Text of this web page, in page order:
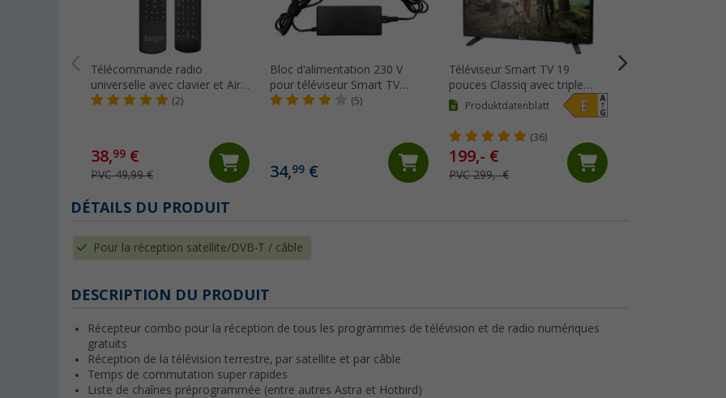
Télécommande radio
universelle avec clavier et Air
Mouse Berger (2)
38,99 €
PVC 49,99 €
Bloc d'alimentation 230 V
pour téléviseur Smart TV
Berger
(5)
34,99 €
Téléviseur Smart TV 19
pouces Classiq avec triple
tuner et 12 / 24 V Berger
Produktdatenblatt
(36)
199,- €
PVC 299,- €
DÉTAILS DU PRODUIT
Pour la réception satellite/DVB-T / câble
DESCRIPTION DU PRODUIT
Récepteur combo pour la réception de tous les programmes de télévision et de radio numériques
gratuits
Réception de la télévision terrestre, par satellite et par câble
Temps de commutation super rapides
Liste de chaînes préprogrammée (entre autres Astra et Hotbird)